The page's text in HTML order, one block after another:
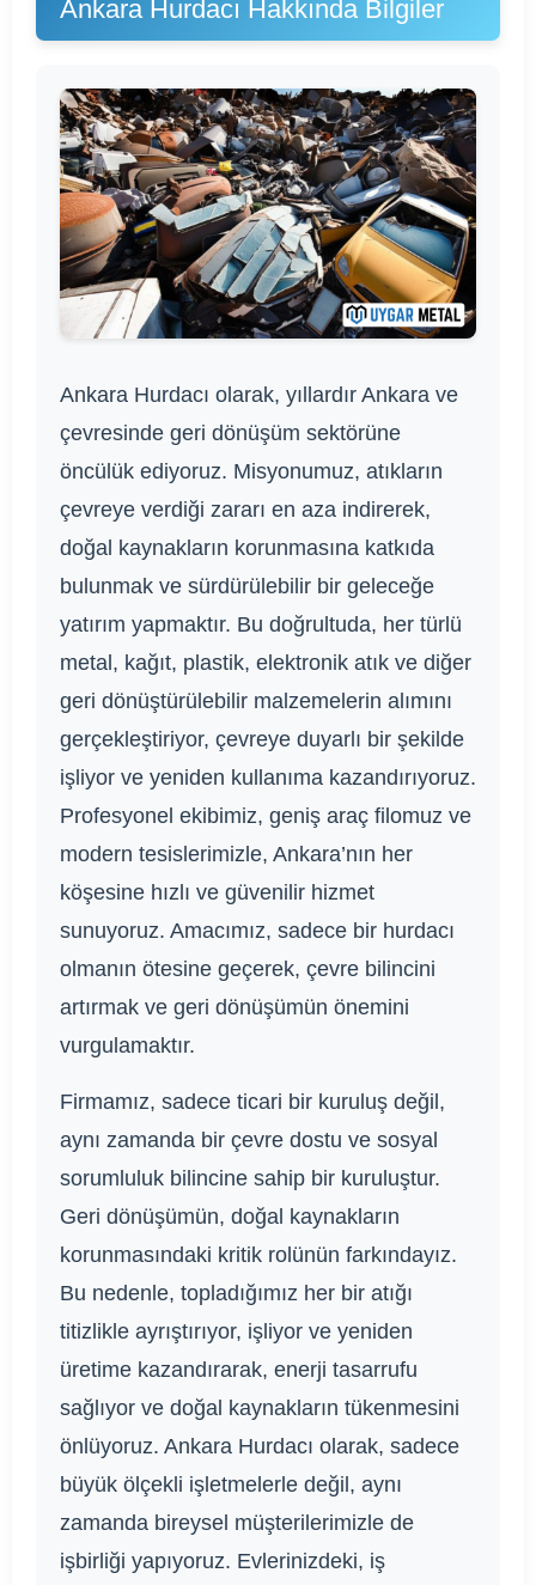
Ankara Hurdacı Hakkında Bilgiler
Ankara Hurdacı olarak, yıllardır Ankara ve
çevresinde geri dönüşüm sektörüne
öncülük ediyoruz. Misyonumuz, atıkların
çevreye verdiği zararı en aza indirerek,
doğal kaynakların korunmasına katkıda
bulunmak ve sürdürülebilir bir geleceğe
yatırım yapmaktır. Bu doğrultuda, her türlü
metal, kağıt, plastik, elektronik atık ve diğer
geri dönüştürülebilir malzemelerin alımını
gerçekleştiriyor, çevreye duyarlı bir şekilde
işliyor ve yeniden kullanıma kazandırıyoruz.
Profesyonel ekibimiz, geniş araç filomuz ve
modern tesislerimizle, Ankara’nın her
köşesine hızlı ve güvenilir hizmet
sunuyoruz. Amacımız, sadece bir hurdacı
olmanın ötesine geçerek, çevre bilincini
artırmak ve geri dönüşümün önemini
vurgulamaktır.
Firmamız, sadece ticari bir kuruluş değil,
aynı zamanda bir çevre dostu ve sosyal
sorumluluk bilincine sahip bir kuruluştur.
Geri dönüşümün, doğal kaynakların
korunmasındaki kritik rolünün farkındayız.
Bu nedenle, topladığımız her bir atığı
titizlikle ayrıştırıyor, işliyor ve yeniden
üretime kazandırarak, enerji tasarrufu
sağlıyor ve doğal kaynakların tükenmesini
önlüyoruz. Ankara Hurdacı olarak, sadece
büyük ölçekli işletmelerle değil, aynı
zamanda bireysel müşterilerimizle de
işbirliği yapıyoruz. Evlerinizdeki, iş